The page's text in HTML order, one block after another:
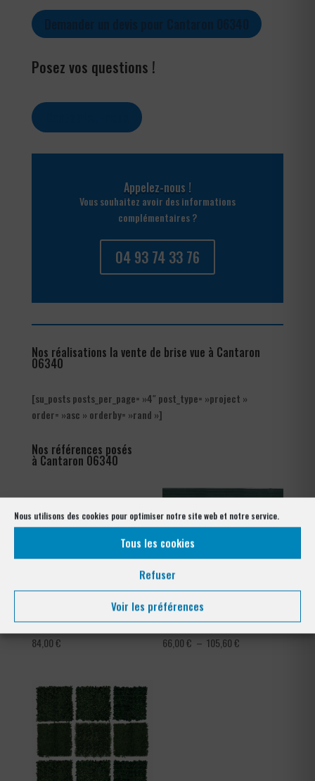
Nous utilisons des cookies pour optimiser notre site web et notre service.
Tous les cookies
Refuser
Voir les préférences
Posez vos questions !
Appelez-nous !
Vous souhaitez avoir des informations
complémentaires ?
04 93 74 33 76
Nos réalisations la vente de brise vue à Cantaron
06340
[su_posts posts_per_page= »4″ post_type= »project »
order= »asc » orderby= »rand »]
Nos références posés
à Cantaron 06340
Ronce barbelé galvanisé
84,00€
Occultation à lattes en pvc
66,00€ – 105,60€